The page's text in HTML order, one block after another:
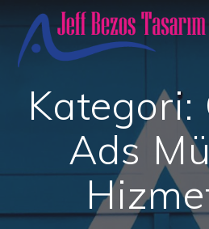
to
Kategori:
Ads